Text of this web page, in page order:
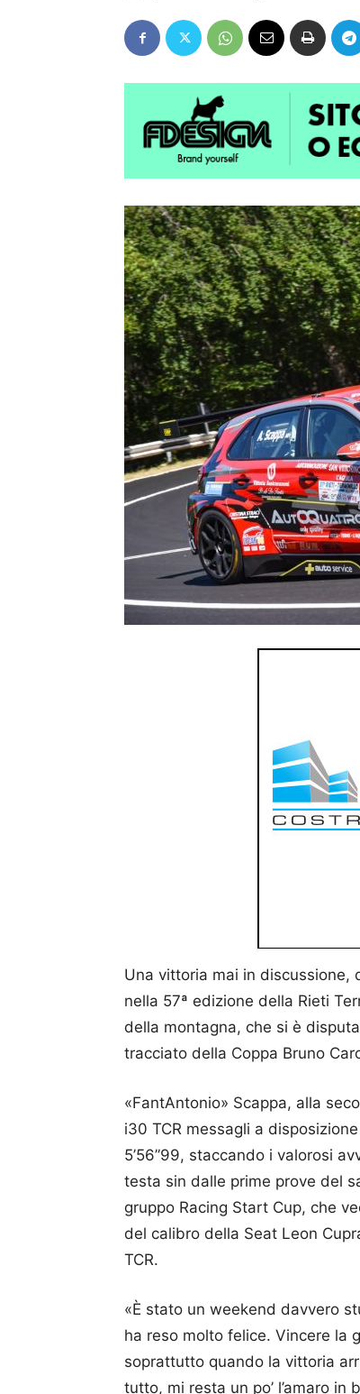
Una vittoria mai in discussione,
nella 57ª edizione della Rieti
della montagna, che si è
tracciato della Coppa Bruno
«FantAntonio» Scappa, alla
i30 TCR messagli a
5’56”99, staccando i valorosi
testa sin dalle prime prove del
gruppo Racing Start Cup, che
del calibro della Seat Leon
TCR.
«È stato un weekend davvero
ha reso molto felice. Vincere la
soprattutto quando la vittoria
tutto, mi resta un po’ l’amaro